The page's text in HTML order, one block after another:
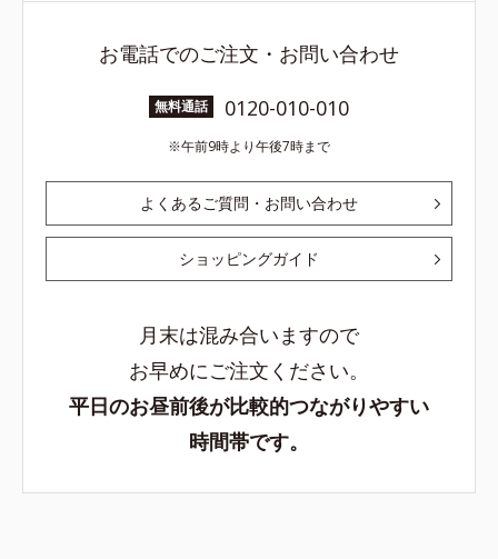
お電話でのご注文・お問い合わせ
無料通話 0120-010-010
午前9時より午後7時まで
よくあるご質問・お問い合わせ
ショッピングガイド
月末は混み合いますので
お早めにご注文ください。
平日のお昼前後が比較的つながりやすい
時間帯です。